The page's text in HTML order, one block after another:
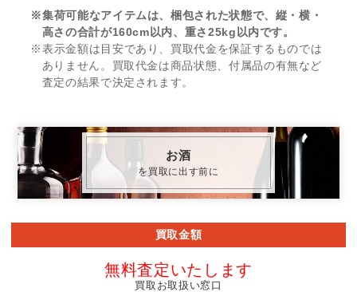
※集荷可能なアイテムは、梱包された状態で、縦・横・
高さの合計が160cm以内、重さ25kg以内です。
※表示金額は目安であり、買取代金を保証するものでは
ありません。買取代金は商品状態、付属品の有無など
査定の結果で決定されます。
お酒
を買取に出す前に
買取金額
無料査定いたします
買取お取扱い窓口